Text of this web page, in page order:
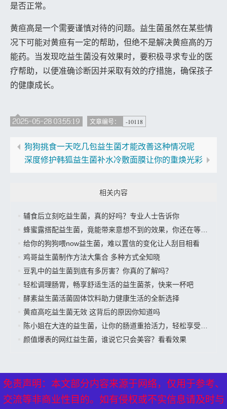
是否正常。
黄疸高是一个需要谨慎对待的问题。益生菌虽然在某些情
况下可能对黄疸有一定的帮助，但绝不是解决黄疸高的万
能药。当发现吃益生菌没有效果时，要积极寻求专业的医
疗帮助，以便准确诊断因并采取有效的疗措施，确保孩子
的健康成长。
2025-05-28 03:55:19 文章编号： -10118
狗狗挑食一天吃几包益生菌才能改善这种情况呢
深度修护韩狐益生菌补水冷敷面膜让你的重焕光彩
相关内容
辅食后立刻吃益生菌，真的好吗？专业人士告诉你
蜂蜜露搭配益生菌，竟能带来意想不到的效果，你还在等什么？
给你的狗狗喂now益生菌，难以置信的变化让人刮目相看
鸡哥益生菌制作方法大集合 多种方式全知晓
豆乳中的益生菌到底有多厉害？你真的了解吗？
轻松调理肠胃，畅享舒适生活的益生菌茶，快来一杯吧
酵素益生菌活菌固体饮料助力健康生活的全新选择
黄疸高吃益生菌无效 这背后的原因你知道吗
陈小姐在大连的益生菌，让你的肠道重拾活力，轻松享受美好生活”
颜值爆表的网红益生菌，谁说它只会美容？看看效果
免责声明：本文部分内容来源于网络，仅用于参考、
交流等非商业性目的。如有侵权或不实信息请及时与
XML地图---网站地图----热点关注 ---备案号： 京ICP备17024281
免责声明：本文部分内容来源于网络，仅用于参考、
交流等非商业性目的。如有侵权或不实信息请及时与